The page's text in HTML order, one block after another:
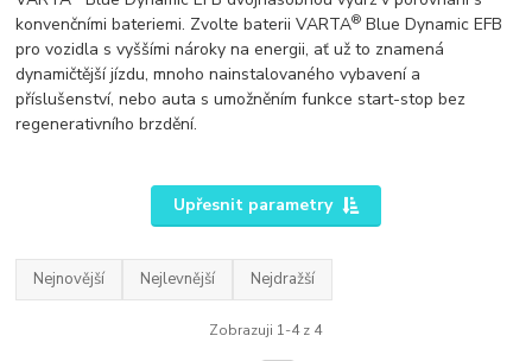
konvenčními bateriemi. Zvolte baterii VARTA® Blue Dynamic EFB
pro vozidla s vyššími nároky na energii, ať už to znamená
dynamičtější jízdu, mnoho nainstalovaného vybavení a
příslušenství, nebo auta s umožněním funkce start-stop bez
regenerativního brzdění.
Upřesnit parametry
Nejnovější Nejlevnější Nejdražší
Zobrazuji 1-4 z 4